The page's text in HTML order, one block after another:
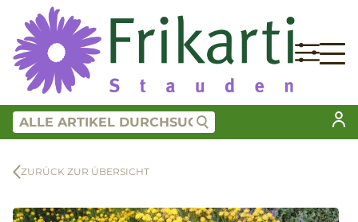
ZURÜCK ZUR ÜBERSICHT